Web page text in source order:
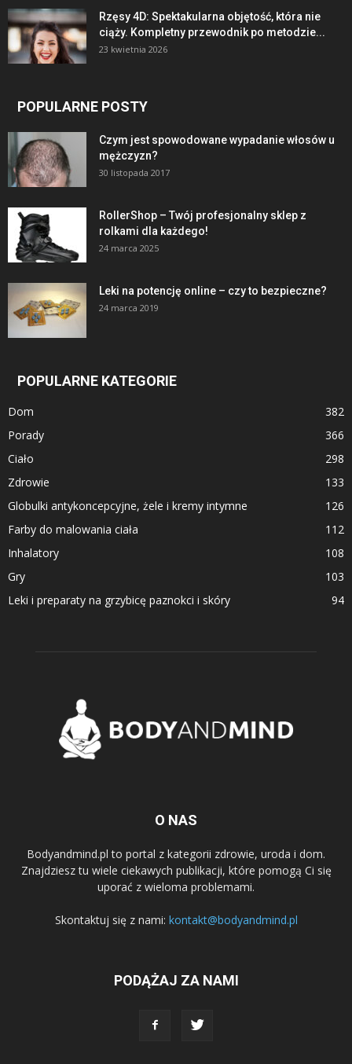
Rzęsy 4D: Spektakularna objętość, która nie
ciąży. Kompletny przewodnik po metodzie...
23 kwietnia 2026
POPULARNE POSTY
Czym jest spowodowane wypadanie włosów u
mężczyzn?
30 listopada 2017
RollerShop – Twój profesjonalny sklep z
rolkami dla każdego!
24 marca 2025
Leki na potencję online – czy to bezpieczne?
24 marca 2019
POPULARNE KATEGORIE
Dom
382
Porady
366
Ciało
298
Zdrowie
133
Globulki antykoncepcyjne, żele i kremy intymne
126
Farby do malowania ciała
112
Inhalatory
108
Gry
103
Leki i preparaty na grzybicę paznokci i skóry
94
O NAS
Bodyandmind.pl to portal z kategorii zdrowie, uroda i dom.
Znajdziesz tu wiele ciekawych publikacji, które pomogą Ci się
uporać z wieloma problemami.
Skontaktuj się z nami: kontakt@bodyandmind.pl
PODĄŻAJ ZA NAMI